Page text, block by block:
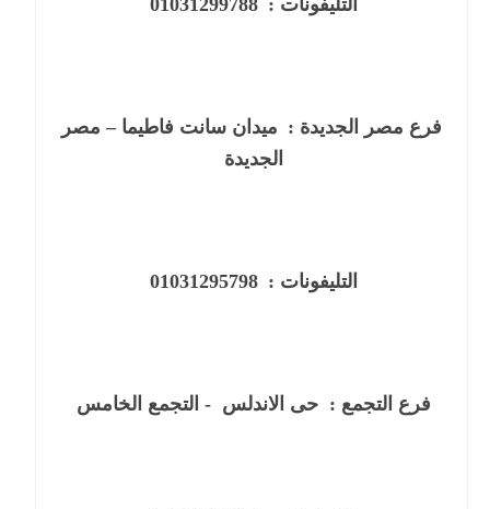
فرع مصر الجديدة : ميدان سانت فاطيما – مصر
الجديدة
التليفونات : 01031295798
فرع التجمع : حى الاندلس - التجمع الخامس